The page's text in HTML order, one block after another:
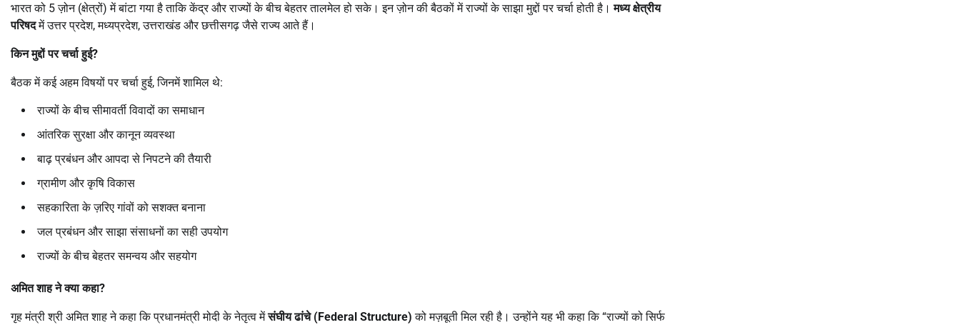
भारत को 5 ज़ोन (क्षेत्रों) में बांटा गया है ताकि केंद्र और राज्यों के बीच बेहतर तालमेल हो सके। इन ज़ोन की बैठकों में राज्यों के साझा मुद्दों पर चर्चा होती है।मध्य क्षेत्रीय
परिषदमें उत्तर प्रदेश, मध्यप्रदेश, उत्तराखंड और छत्तीसगढ़ जैसे राज्य आते हैं।
किन मुद्दों पर चर्चा हुई?
बैठक में कई अहम विषयों पर चर्चा हुई, जिनमें शामिल थे:
राज्यों के बीच सीमावर्ती विवादों का समाधान
आंतरिक सुरक्षा और कानून व्यवस्था
बाढ़ प्रबंधन और आपदा से निपटने की तैयारी
ग्रामीण और कृषि विकास
सहकारिता के ज़रिए गांवों को सशक्त बनाना
जल प्रबंधन और साझा संसाधनों का सही उपयोग
राज्यों के बीच बेहतर समन्वय और सहयोग
अमित शाह ने क्या कहा?
गृह मंत्री श्री अमित शाह ने कहा कि प्रधानमंत्री मोदी के नेतृत्व मेंसंघीय ढांचे (Federal Structure) को मज़बूती मिल रही है। उन्होंने यह भी कहा कि “राज्यों को सिर्फ